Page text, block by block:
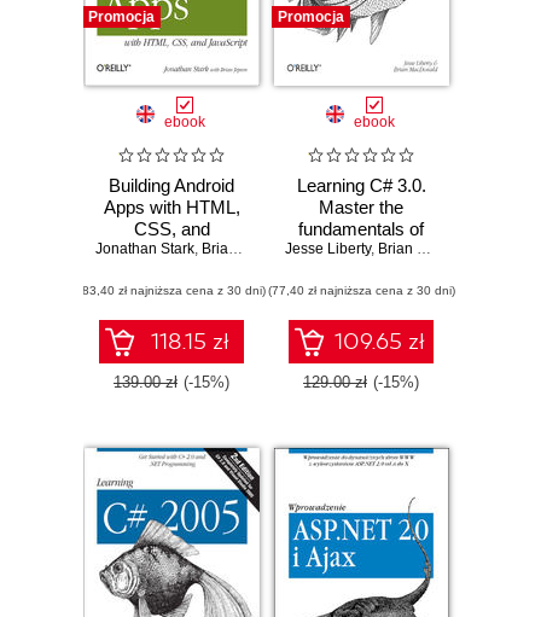
Promocja
ebook
Building Android
Apps with HTML,
CSS, and
JavaScript. Making
Standards-Based
Web Tools. 2nd
Edition
Jonathan Stark, Brian Jepson ,Brian MacDonald
(83,40 zł najniższa cena z 30 dni)
118.15 zł
139.00 zł (-15%)
Promocja
ebook
Learning C# 3.0.
Master the
fundamentals of
C# 3.0
Jesse Liberty, Brian MacDonald
(77,40 zł najniższa cena z 30 dni)
109.65 zł
129.00 zł (-15%)